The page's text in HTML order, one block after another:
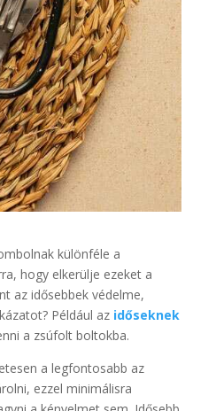
különféle a
hogy elkerülje ezeket a
az idősebbek védelme,
Például az időseknek
a zsúfolt boltokba.
a legfontosabb az
ezzel minimálisra